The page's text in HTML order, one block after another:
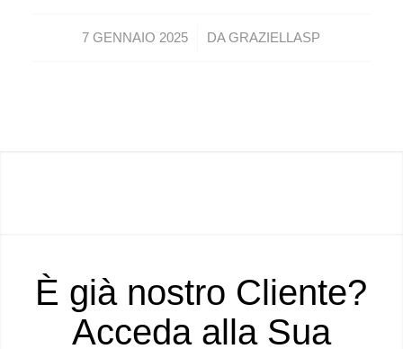
7 GENNAIO 2025
/ DAGRAZIELLASP
È già nostro Cliente?
Acceda alla Sua